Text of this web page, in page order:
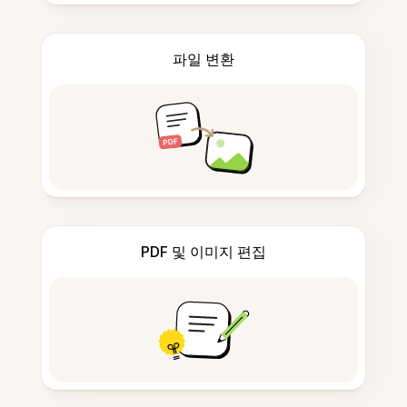
파일 변환
PDF 및 이미지 편집